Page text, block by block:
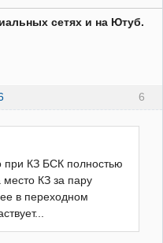
сетях и на Ютуб.
6
при КЗ БСК полностью
место КЗ за пару
в переходном